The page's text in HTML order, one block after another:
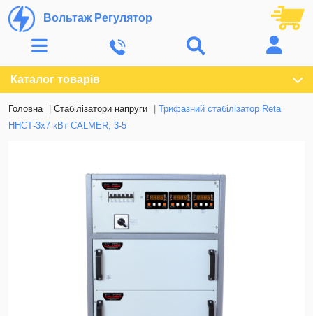
Вольтаж Регулятор
Каталог товарів
Головна Стабілізатори напруги
Трифазний стабілізатор Reta
ННСТ-3х7 кВт CALMER, 3-5